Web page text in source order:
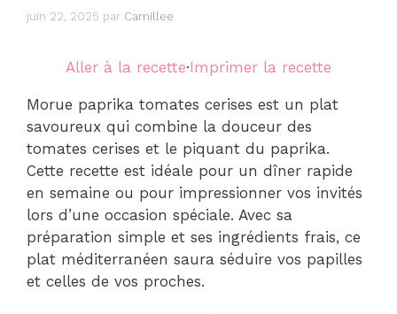
juin 22, 2025 par Camillee
Aller à la recette·Imprimer la recette
Morue paprika tomates cerises est un plat
savoureux qui combine la douceur des
tomates cerises et le piquant du paprika.
Cette recette est idéale pour un dîner rapide
en semaine ou pour impressionner vos invités
lors d’une occasion spéciale. Avec sa
préparation simple et ses ingrédients frais, ce
plat méditerranéen saura séduire vos papilles
et celles de vos proches.